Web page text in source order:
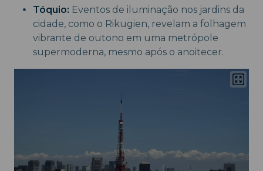
Tóquio: Eventos de iluminação nos jardins da
cidade, como o Rikugien, revelam a folhagem
vibrante de outono em uma metrópole
supermoderna, mesmo após o anoitecer.